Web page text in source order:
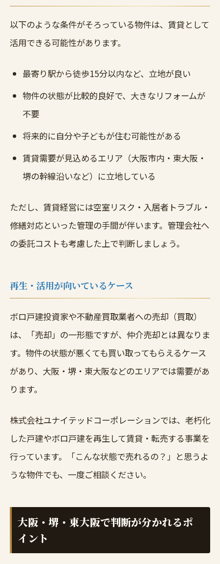
以下のような条件がそろっている物件は、賃貸として
活用できる可能性があります。
最寄り駅から徒歩15分以内など、立地が良い
物件の状態が比較的良好で、大きなリフォームが
不要
将来的に自分や子どもが住む可能性がある
賃貸需要が見込めるエリア（大阪市内・東大阪・
堺の幹線沿いなど）に立地している
ただし、賃貸経営には空室リスク・入居者トラブル・
修繕対応といった管理の手間が伴います。管理会社へ
の委託コストも考慮した上で判断しましょう。
再生・活用が向いているケース
ボロ戸建投資家や不動産買取業者への売却（買取）
は、「売却」の一形態ですが、仲介売却とは異なりま
す。物件の状態が悪くても買い取ってもらえるケース
があり、大阪・堺・東大阪などのエリアでは需要があ
ります。
株式会社ユナイテッドコーポレーションでは、老朽化
した戸建やボロ戸建を再生して賃貸・転売する事業を
行っています。「こんな状態で売れるの？」と思うよ
うな物件でも、一度ご相談ください。
大阪・堺・東大阪で判断が分かれるポ
イント